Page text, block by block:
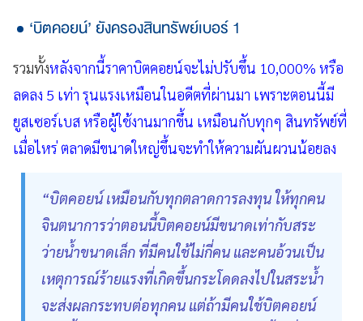
‘บิตคอยน์’ ยังครองสินทรัพย์เบอร์ 1
รวมทั้งหลังจากนี้ราคาบิตคอยน์จะไม่ปรับขึ้น 10,000% หรือ
ลดลง 5 เท่า รุนแรงเหมือนในอดีตที่ผ่านมา เพราะตอนนี้มี
ยูสเซอร์เบส หรือผู้ใช้งานมากขึ้น เหมือนกับทุกๆ สินทรัพย์ที่
เมื่อไหร่ ตลาดมีขนาดใหญ่ขึ้นจะทำให้ความผันผวนน้อยลง
“บิตคอยน์ เหมือนกับทุกตลาดการลงทุน ให้ทุกคน
จินตนาการว่าตอนนี้บิตคอยน์มีขนาดเท่ากับสระ
ว่ายน้ำขนาดเล็ก ที่มีคนใช้ไม่กี่คน และคนอ้วนเป็น
เหตุการณ์ร้ายแรงที่เกิดขึ้นกระโดดลงไปในสระน้ำ
จะส่งผลกระทบต่อทุกคน แต่ถ้ามีคนใช้บิตคอยน์